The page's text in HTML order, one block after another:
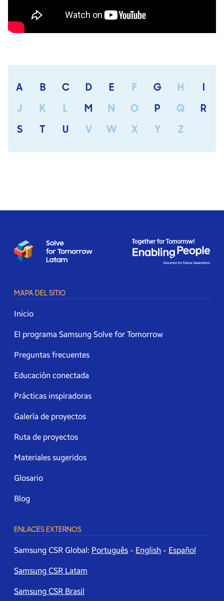
A B C D E F G H
I
J
K L M N O P Q
R
S
T U V W X Y Z
MAPA DEL SITIO
Inicio
El programa Samsung Solve for Tomorrow
Preguntas frecuentes
Educación conectada
Prácticas inspiradoras
Galería de proyectos
Ruta de proyectos
Materiales sugeridos
Glosario
Blog
ENLACES EXTERNOS
Samsung CSR Global: Português - English - Español
Samsung CSR Latam
Samsung CSR Brasil